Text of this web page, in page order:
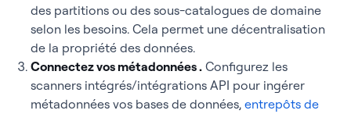
des partitions ou des sous-catalogues de domaine
selon les besoins. Cela permet une décentralisation
de la propriété des données.
Connectez vos métadonnées. Configurez les
scanners intégrés/intégrations API pour ingérer
métadonnées vos bases de données, entrepôts de